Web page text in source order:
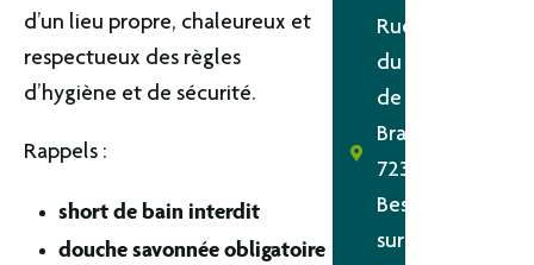
d’un lieu propre, chaleureux et
respectueux des règles
d’hygiène et de sécurité.
Rappels :
short de bain interdit
douche savonnée obligatoire
Rue
du Val
de
Braye
72310
Bessé-
sur-